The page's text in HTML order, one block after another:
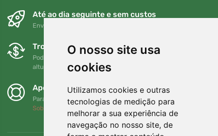
O nosso site usa
cookies
Utilizamos cookies e outras
tecnologias de medição para
melhorar a sua experiência de
navegação no nosso site, de
Até ao dia seguinte e sem custos
Envio gratuito para encomendas superiores a 80 EUR
Trocas e devoluções gratuitas
Pode devolver ou trocar a sua encomenda em qualquer
altura no prazo de 90 dias
Apoiamos a Trees.org
Para cada encomenda plantamos uma árvore! Leia mais
Sobre nós